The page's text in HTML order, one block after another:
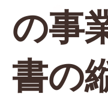
の事
書の